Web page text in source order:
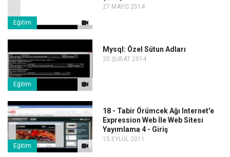
Eğitim
27 MAYIS 2014
Eğitim
Mysql: Özel Sütun Adları
20 ŞUBAT 2014
Eğitim
18 - Tabir Örümcek Ağı Internet'e
Expression Web İle Web Sitesi
Yayımlama 4 - Giriş
15 EYLÜL 2011